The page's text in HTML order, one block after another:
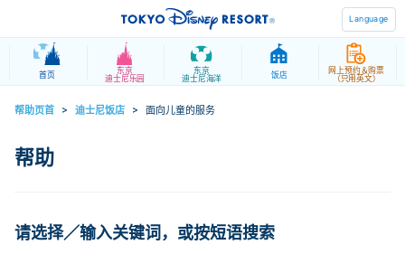
Language
首页 东京
迪士尼乐园
东京
迪士尼海洋 饭店 网上预约＆购票
（只用英文）
帮助页首 > 迪士尼饭店 > 面向儿童的服务
请选择／输入关键词，或按短语搜索